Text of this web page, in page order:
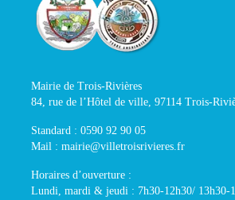
Mairie de Trois-Rivières
84, rue de l’Hôtel de ville, 97114 Trois-
Standard : 0590 92 90 05
Mail : mairie@villetroisrivieres.fr
Horaires d’ouverture :
Lundi, mardi & jeudi : 7h30-12h30/ 13h30-